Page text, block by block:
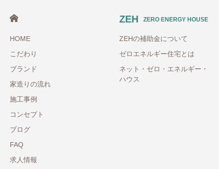
HOME
こだわり
ブランド
家造りの流れ
施工事例
コンセプト
ブログ
FAQ
求人情報
ZEH ZERO ENERGY HOUSE
ZEHの補助金について
ゼロエネルギー住宅とは
ネット・ゼロ・エネルギー・
ハウス